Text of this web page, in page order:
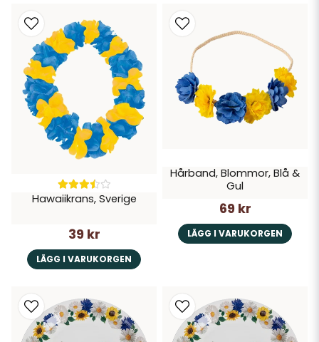
Hawaiikrans, Sverige
39 kr
LÄGG I VARUKORGEN
Hårband, Blommor, Blå &
Gul
69 kr
LÄGG I VARUKORGEN